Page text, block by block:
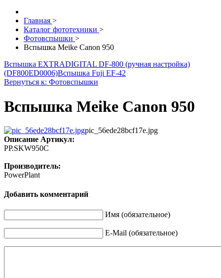
Главная >
Каталог фототехники >
Фотовспышки >
Вспышка Meike Canon 950
Вспышка EXTRADIGITAL DF-800 (ручная настройка)
(DF800ED0006)Вспышка Fuji EF-42
Вернуться к: Фотовспышки
Вспышка Meike Canon 950
pic_56ede28bcf17e.jpg
Описание Артикул:
PP.SKW950C
Производитель:
PowerPlant
Добавить комментарий
Имя (обязательное)
E-Mail (обязательное)